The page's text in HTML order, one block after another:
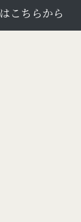
こちらから